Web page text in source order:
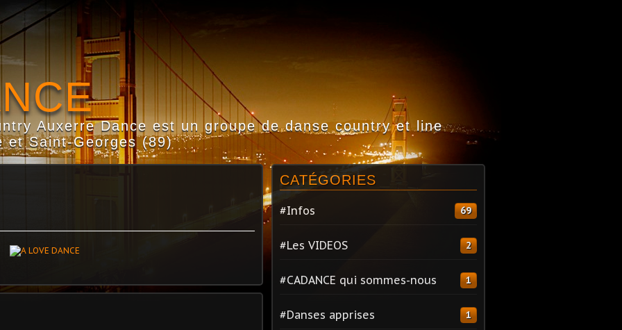
Auxerre Dance est un groupe de danse country et line
et Saint-Georges (89)
CATÉGORIES
#Infos 69
#Les VIDEOS 2
#CADANCE qui sommes-nous 1
#Danses apprises 1